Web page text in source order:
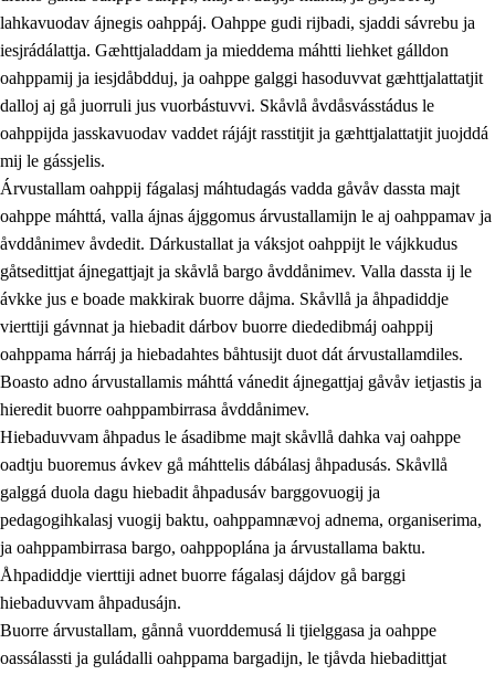
lahkavuodav ájnegis oahppáj. Oahppe gudi rijbadi, sjaddi sávrebu ja
iesjrádálattja. Gæhttjaladdam ja mieddema máhtti liehket gálldon
oahppamij ja iesjdåbdduj, ja oahppe galggi hasoduvvat gæhttjalattatjit
dalloj aj gå juorruli jus vuorbástuvvi. Skåvlå åvdåsvásstádus le
oahppijda jasskavuodav vaddet rájájt rasstitjit ja gæhttjalattatjit juojddá
mij le gássjelis.
Árvustallam oahppij fágalasj máhtudagás vadda gåvåv dassta majt
oahppe máhttá, valla ájnas ájggomus árvustallamijn le aj oahppamav ja
åvddånimev åvdedit. Dárkustallat ja váksjot oahppijt le vájkkudus
gåtsedittjat ájnegattjajt ja skåvlå bargo åvddånimev. Valla dassta ij le
ávkke jus e boade makkirak buorre dåjma. Skåvllå ja åhpadiddje
vierttiji gávnnat ja hiebadit dárbov buorre diededibmáj oahppij
oahppama hárráj ja hiebadahtes båhtusijt duot dát árvustallamdiles.
Boasto adno árvustallamis máhttá vánedit ájnegattjaj gåvåv ietjastis ja
hieredit buorre oahppambirrasa åvddånimev.
Hiebaduvvam åhpadus le ásadibme majt skåvllå dahka vaj oahppe
oadtju buoremus ávkev gå máhttelis dábálasj åhpadusás. Skåvllå
galggá duola dagu hiebadit åhpadusáv barggovuogij ja
pedagogihkalasj vuogij baktu, oahppamnævoj adnema, organiserima,
ja oahppambirrasa bargo, oahppoplána ja árvustallama baktu.
Åhpadiddje vierttiji adnet buorre fágalasj dájdov gå barggi
hiebaduvvam åhpadusájn.
Buorre árvustallam, gånnå vuorddemusá li tjielggasa ja oahppe
oassálassti ja guládalli oahppama bargadijn, le tjåvda hiebadittjat